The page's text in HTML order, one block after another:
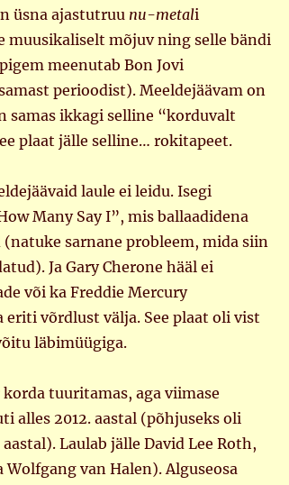
üsna ajastutruu nu-metali
muusikaliselt mõjuv ning selle bändi
meenutab Bon Jovi
perioodist). Meeldejäävam on
samas ikkagi selline “korduvalt
plaat jälle selline… rokitapeet.
laule ei leidu. Isegi
Many Say I”, mis ballaadidena
sarnane probleem, mida siin
Ja Gary Cherone hääl ei
või ka Freddie Mercury
võrdlust välja. See plaat oli vist
läbimüügiga.
tuuritamas, aga viimase
alles 2012. aastal (põhjuseks oli
Laulab jälle David Lee Roth,
van Halen). Alguseosa